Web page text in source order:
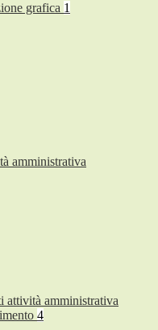
grafica 1
amministrativa
attività amministrativa
4